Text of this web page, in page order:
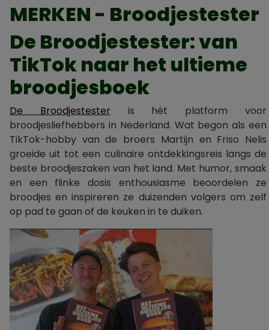
MERKEN - Broodjestester
De Broodjestester: van
TikTok naar het ultieme
broodjesboek
De Broodjestester is hét platform voor
broodjesliefhebbers in Nederland. Wat begon als een
TikTok-hobby van de broers Martijn en Friso Nelis
groeide uit tot een culinaire ontdekkingsreis langs de
beste broodjeszaken van het land. Met humor, smaak
en een flinke dosis enthousiasme beoordelen ze
broodjes en inspireren ze duizenden volgers om zelf
op pad te gaan of de keuken in te duiken.